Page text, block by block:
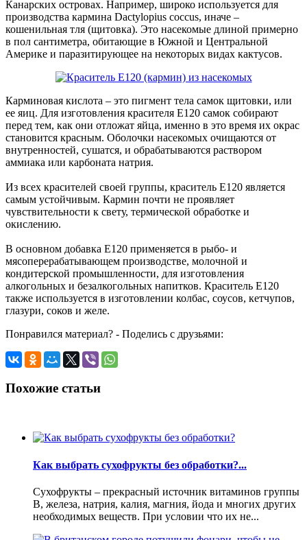
Канарских островах. Например, широко используется для
производства кармина Dactylopius coccus, иначе –
кошенильная тля (щитовка). Это насекомые длиной примерно
в пол сантиметра, обитающие в Южной и Центральной
Америке и паразитирующее на некоторых видах кактусов.
Карминовая кислота – это пигмент тела самок щитовки, или
ее яиц. Для изготовления красителя Е120 самок собирают
перед тем, как они отложат яйца, именно в это время их окрас
становится красным. Оболочки насекомых очищаются от
внутренностей, сушатся, и обрабатываются раствором
аммиака или карбоната натрия.
Из всех красителей своей группы, краситель Е120 является
самым устойчивым. Кармин почти не проявляет
чувствительности к свету, термической обработке и
окислению.
В основном добавка Е120 применяется в рыбо- и
мясоперерабатывающем производстве, молочной и
кондитерской промышленности, для изготовления
алкогольных и безалкогольных напитков. Краситель Е120
также используется в изготовлении колбас, соусов, кетчупов,
глазури, соков и желе.
Понравился материал? - Поделись с друзьями:
Похожие статьи
Как выбрать сухофрукты без обработки?...
Сухофрукты – прекрасный источник витаминов группы
В, железа, натрия, калия, магния, йода и многих других
необходимых веществ. При условии что их не...